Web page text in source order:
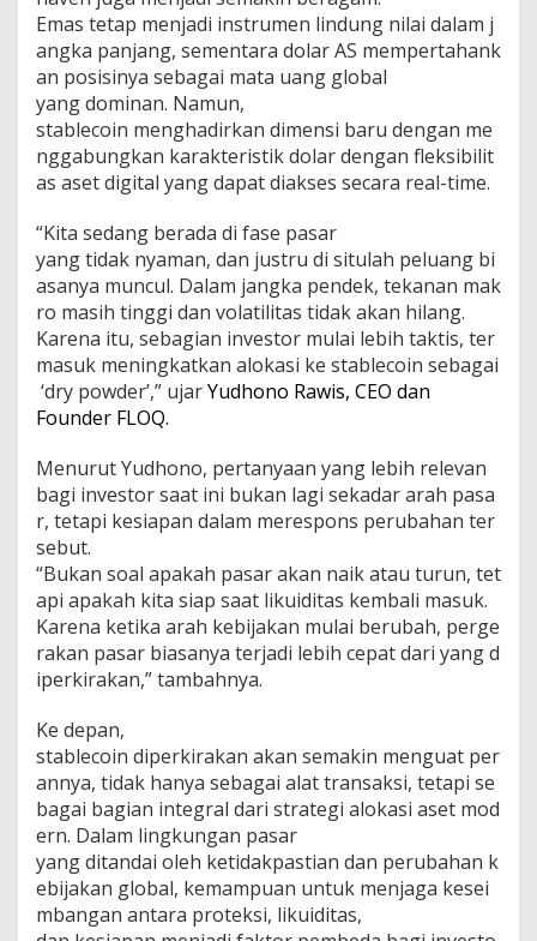
Emas tetap menjadi instrumen lindung nilai dalam j
angka panjang, sementara dolar AS mempertahank
an posisinya sebagai mata uang global
yang dominan. Namun,
stablecoin menghadirkan dimensi baru dengan me
nggabungkan karakteristik dolar dengan fleksibilit
as aset digital yang dapat diakses secara real-time.
“Kita sedang berada di fase pasar
yang tidak nyaman, dan justru di situlah peluang bi
asanya muncul. Dalam jangka pendek, tekanan mak
ro masih tinggi dan volatilitas tidak akan hilang.
Karena itu, sebagian investor mulai lebih taktis, ter
masuk meningkatkan alokasi ke stablecoin sebagai
‘dry powder’,” ujarYudhono Rawis, CEO dan
Founder FLOQ.
Menurut Yudhono, pertanyaan yang lebih relevan
bagi investor saat ini bukan lagi sekadar arah pasa
r, tetapi kesiapan dalam merespons perubahan ter
sebut.
“Bukan soal apakah pasar akan naik atau turun, tet
api apakah kita siap saat likuiditas kembali masuk.
Karena ketika arah kebijakan mulai berubah, perge
rakan pasar biasanya terjadi lebih cepat dari yang d
iperkirakan,” tambahnya.
Ke depan,
stablecoin diperkirakan akan semakin menguat per
annya, tidak hanya sebagai alat transaksi, tetapi se
bagai bagian integral dari strategi alokasi aset mod
ern. Dalam lingkungan pasar
yang ditandai oleh ketidakpastian dan perubahan k
ebijakan global, kemampuan untuk menjaga kesei
mbangan antara proteksi, likuiditas,